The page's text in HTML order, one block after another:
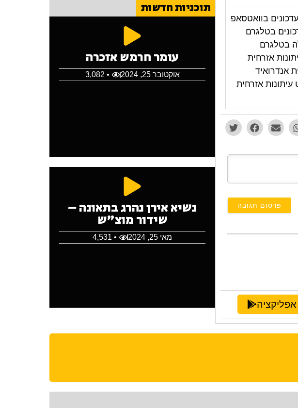
בוואטסאפ
בטלגרם
בטלגרם
אזרחית
אנדרואיד
אזרחית
אפליקציה
תוכניות חדשות
עומר חרמש אזכרה
אוקטובר 25, 2024 • 3,082
נשיא אירן נהרג בתאונה –
שידור מוצ"ש
מאי 25, 2024 • 4,531